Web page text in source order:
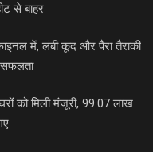
से बाहर
में, लंबी कूद और पैरा तैराकी
सफलता
को मिली मंजूरी, 99.07 लाख